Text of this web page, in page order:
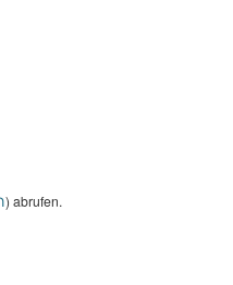
) abrufen.